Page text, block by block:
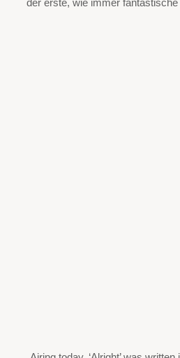
der erste, wie immer fantastische